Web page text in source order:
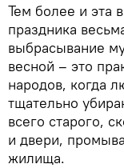
Тем более и эта
праздника
выбрасывание
весной – это
народов, когда
тщательно
всего старого,
и двери,
жилища.